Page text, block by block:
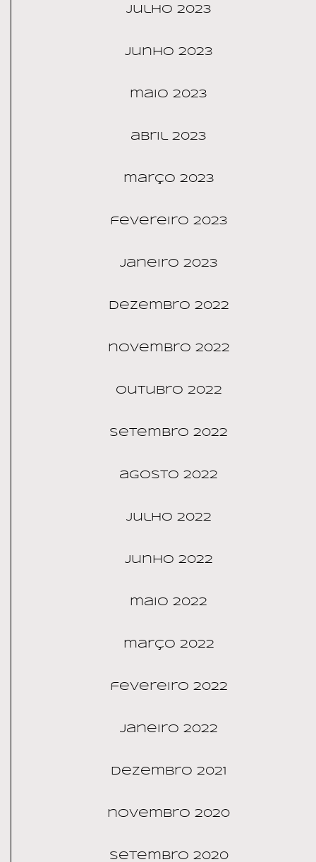
julho 2023
junho 2023
maio 2023
abril 2023
março 2023
fevereiro 2023
janeiro 2023
dezembro 2022
novembro 2022
outubro 2022
setembro 2022
agosto 2022
julho 2022
junho 2022
maio 2022
março 2022
fevereiro 2022
janeiro 2022
dezembro 2021
novembro 2020
setembro 2020